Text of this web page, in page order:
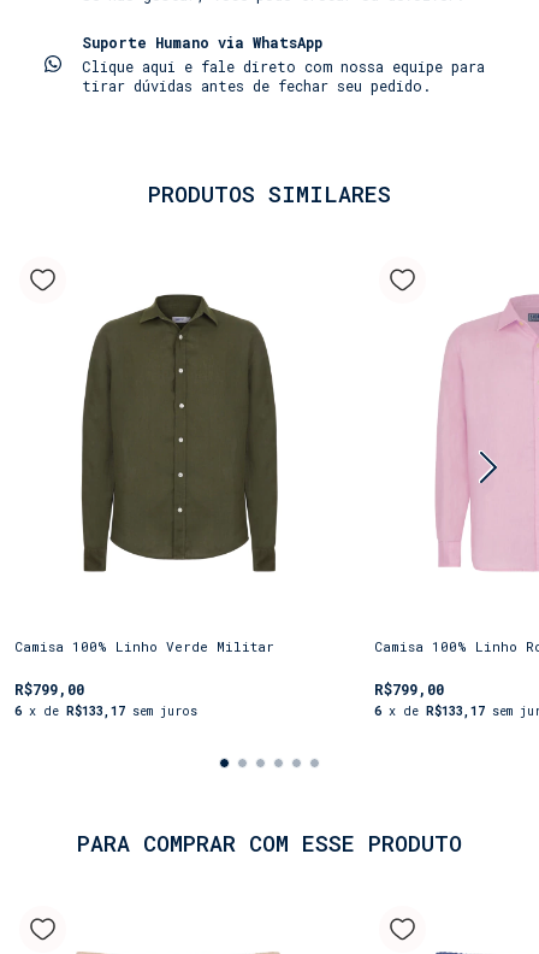
amaciado: Confeccionada em 100% linho puro, uma
fibra nobre naturalmente leve e respirável,
garantindo frescor mesmo nos dias mais quentes. O
elegância despretensiosa.
se adapta ao corpo e acompanha o movimento, sem
restringir. O colarinho clássico e os botões
completam o visual sofisticado.
• Produto permanente: Como um clássico em
nossa coleção, a Camisa 100% Linho é uma peça
atemporal, feita para durar. Disponível em uma
ampla cartela de cores, é o item essencial que
falta na sua mala de viagem.
Combine-a com os nossos shorts de banho (lisos e
estampados) para um look descontraído ou com uma
calça de linho para uma ocasião mais formal. A
favorita e adicione a sofisticação da *Shorts Co*
Suporte Humano via WhatsApp
Clique aqui e fale direto com nossa equipe para
tirar dúvidas antes de fechar seu pedido.
PRODUTOS SIMILARES
Camisa 100% Linho Verde Militar
R$799,00
6 x de R$133,17 sem juros
Camisa 100% Linho
R$799,00
6 x de R$133,17 sem
PARA COMPRAR COM ESSE PRODUTO